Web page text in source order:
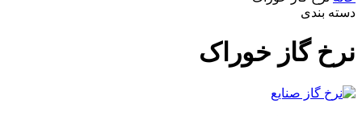
دسته بندی
نرخ گاز خوراک